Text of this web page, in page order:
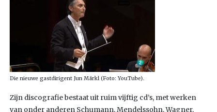
Die nieuwe gastdirigent Jun Märkl (Foto: YouTube).
Zijn discografie bestaat uit ruim vijftig cd’s, met werken
van onder anderen Schumann, Mendelssohn, Wagner,